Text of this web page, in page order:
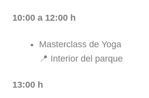
10:00 a 12:00 h
Masterclass de Yoga
📍 Interior del parque
13:00 h